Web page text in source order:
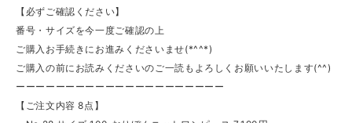
【必ずご確認ください】
番号・サイズを今一度ご確認の上
ご購入お手続きにお進みくださいませ(*^^*)
ご購入の前にお読みくださいのご一読もよろしくお願いいたします(^^)
ーーーーーーーーーーーーーーーーーーーーー
【ご注文内容 8点】